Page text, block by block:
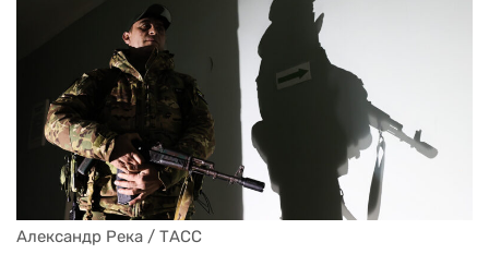
Александр Река / ТАСС